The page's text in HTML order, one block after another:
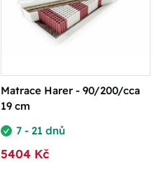
Matrace Harer - 90/200/cca
19 cm
7 - 21 dnů
5404 Kč